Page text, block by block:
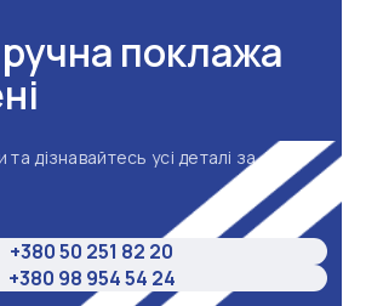
ручна поклажа
дізнавайтесь усі деталі за
+380 50 251 82 20
+380 98 954 54 24